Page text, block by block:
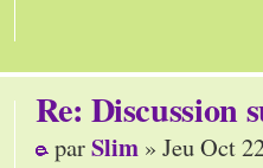
Re: Discussion
parSlim » Jeu Oct